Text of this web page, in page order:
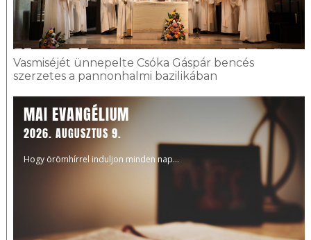
Vasmiséjét ünnepelte Csóka Gáspár bencés
szerzetes a pannonhalmi bazilikában
MAI EVANGÉLIUM
2026. AUGUSZTUS 9.
Hogy örömhírrel induljon minden nap...